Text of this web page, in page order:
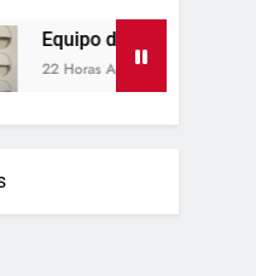
Collado apuesta al